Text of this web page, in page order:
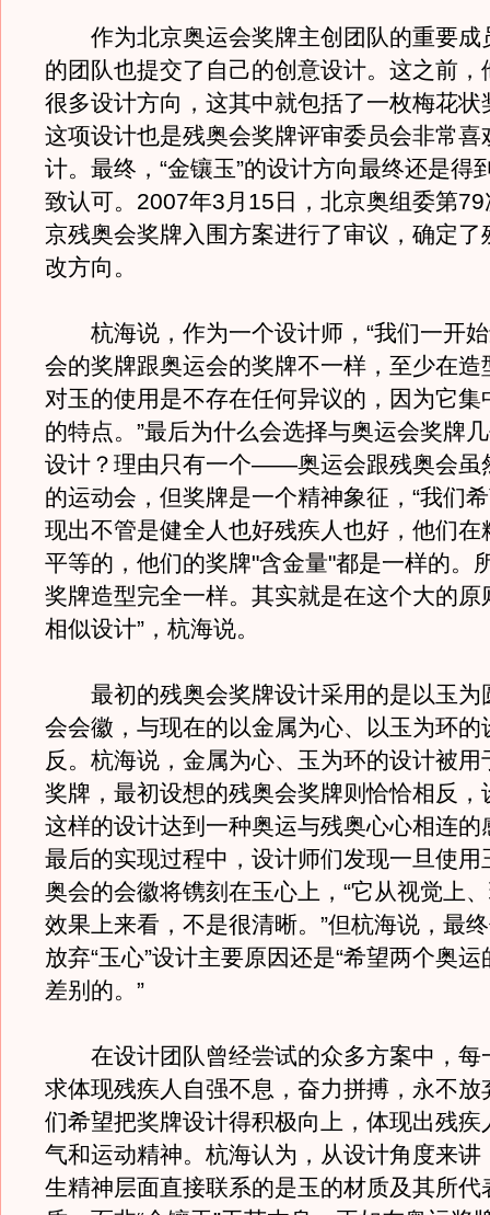
作为北京奥运会奖牌主创团队的重要成
的团队也提交了自己的创意设计。这之前，
很多设计方向，这其中就包括了一枚梅花状
这项设计也是残奥会奖牌评审委员会非常喜
计。最终，“金镶玉”的设计方向最终还是得
致认可。2007年3月15日，北京奥组委第
京残奥会奖牌入围方案进行了审议，确定了
改方向。
杭海说，作为一个设计师，“我们一开始
会的奖牌跟奥运会的奖牌不一样，至少在造
对玉的使用是不存在任何异议的，因为它集
的特点。”最后为什么会选择与奥运会奖牌
设计？理由只有一个——奥运会跟残奥会虽
的运动会，但奖牌是一个精神象征，“我们
现出不管是健全人也好残疾人也好，他们在
平等的，他们的奖牌"含金量"都是一样的。
奖牌造型完全一样。其实就是在这个大的原
相似设计”，杭海说。
最初的残奥会奖牌设计采用的是以玉为
会会徽，与现在的以金属为心、以玉为环的
反。杭海说，金属为心、玉为环的设计被用
奖牌，最初设想的残奥会奖牌则恰恰相反，
这样的设计达到一种奥运与残奥心心相连的
最后的实现过程中，设计师们发现一旦使用
奥会的会徽将镌刻在玉心上，“它从视觉上
效果上来看，不是很清晰。”但杭海说，最
放弃“玉心”设计主要原因还是“希望两个奥
差别的。”
在设计团队曾经尝试的众多方案中，每
求体现残疾人自强不息，奋力拼搏，永不放
们希望把奖牌设计得积极向上，体现出残疾
气和运动精神。杭海认为，从设计角度来讲
生精神层面直接联系的是玉的材质及其所代